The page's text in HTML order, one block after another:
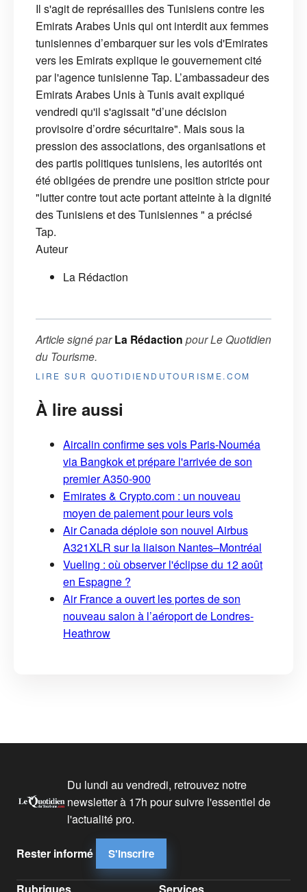
Il s'agit de représailles des Tunisiens contre les
Emirats Arabes Unis qui ont interdit aux femmes
tunisiennes d’embarquer sur les vols d'Emirates
vers les Emirats explique le gouvernement cité
par l'agence tunisienne Tap. L’ambassadeur des
Emirats Arabes Unis à Tunis avait expliqué
vendredi qu'il s'agissait "d’une décision
provisoire d’ordre sécuritaire". Mais sous la
pression des associations, des organisations et
des partis politiques tunisiens, les autorités ont
été obligées de prendre une position stricte pour
"lutter contre tout acte portant atteinte à la dignité
des Tunisiens et des Tunisiennes " a précisé
Tap.
Auteur
La Rédaction
Article signé parLa Rédaction pourLe Quotidien
du Tourisme.
LIRE SUR QUOTIDIENDUTOURISME.COM
À lire aussi
Aircalin confirme ses vols Paris-Nouméa
via Bangkok et prépare l'arrivée de son
premier A350-900
Emirates & Crypto.com : un nouveau
moyen de paiement pour leurs vols
Air Canada déploie son nouvel Airbus
A321XLR sur la liaison Nantes–Montréal
Vueling : où observer l'éclipse du 12 août
en Espagne ?
Air France a ouvert les portes de son
nouveau salon à l’aéroport de Londres-
Heathrow
Du lundi au vendredi, retrouvez notre
newsletter à 17h pour suivre l'essentiel de
l'actualité pro.
Rester informé S'inscrire